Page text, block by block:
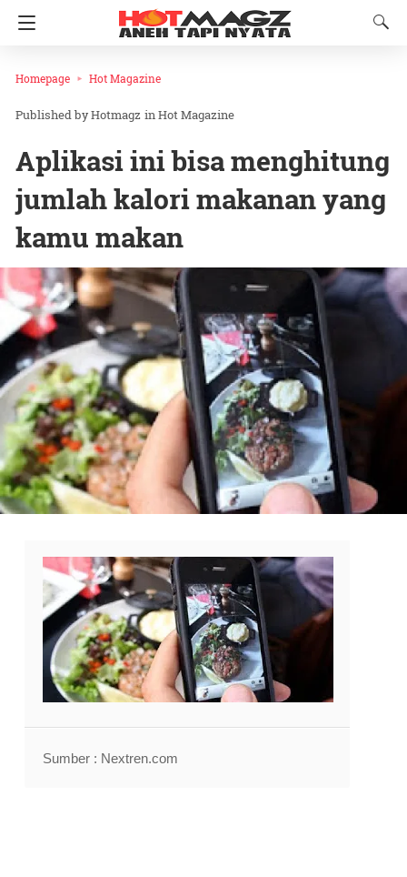
Homepage Hot Magazine
Hotmagz inHot Magazine
Aplikasi ini bisa menghitung
jumlah kalori makanan yang
kamu makan
Sumber : Nextren.com